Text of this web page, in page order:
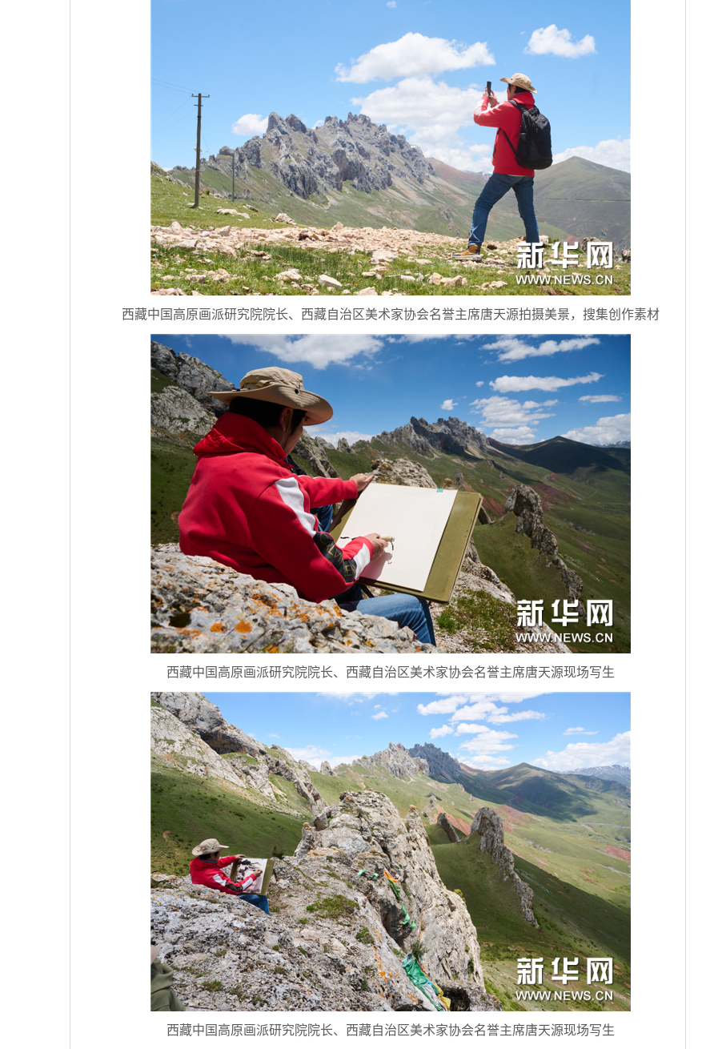
西藏中国高原画派研究院院长、西藏自治区美术家协会名誉主席唐天源拍摄美景，搜集创作素材
西藏中国高原画派研究院院长、西藏自治区美术家协会名誉主席唐天源现场写生
西藏中国高原画派研究院院长、西藏自治区美术家协会名誉主席唐天源现场写生